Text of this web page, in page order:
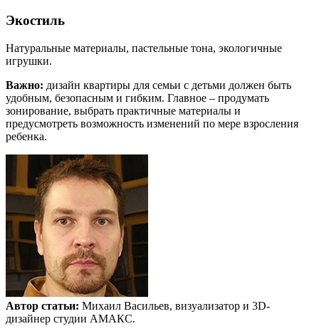
Экостиль
Натуральные материалы, пастельные тона, экологичные
игрушки.
Важно: дизайн квартиры для семьи с детьми должен быть
удобным, безопасным и гибким. Главное – продумать
зонирование, выбрать практичные материалы и
предусмотреть возможность изменений по мере взросления
ребенка.
Автор статьи: Михаил Васильев, визуализатор и 3D-
дизайнер студии АМАКС.